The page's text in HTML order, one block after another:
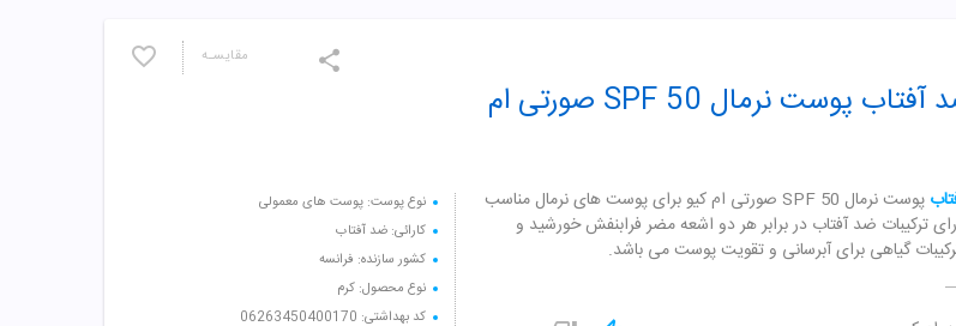
مقایسـه
نوع پوست: پوست های معمولی
کارائی: ضد آفتاب
کشور سازنده: فرانسه
نوع محصول: کرم
کد بهداشتی: 06263450400170
کرم ضد آفتاب پوست نرمال SPF 50 صورتی ام
پوست نرمال SPF 50 صورتی ام کیو برای پوست های نرمال مناسب
ترکیبات ضد آفتاب در برابر هر دو اشعه مضر فرابنفش خورشید و
گیاهی برای آبرسانی و تقویت پوست می باشد.